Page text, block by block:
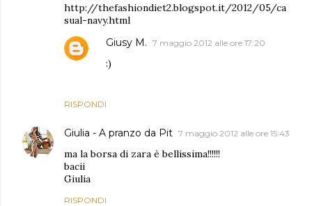
http://thefashiondiet2.blogspot.it/2012/05/ca
sual-navy.html
RISPONDI
Giusy M. 7 maggio 2012 alle ore 17:20
:)
Giulia - A pranzo da Pit 7 maggio 2012 alle ore 15:43
ma la borsa di zara è bellissima!!!!!!
bacii
Giulia
RISPONDI